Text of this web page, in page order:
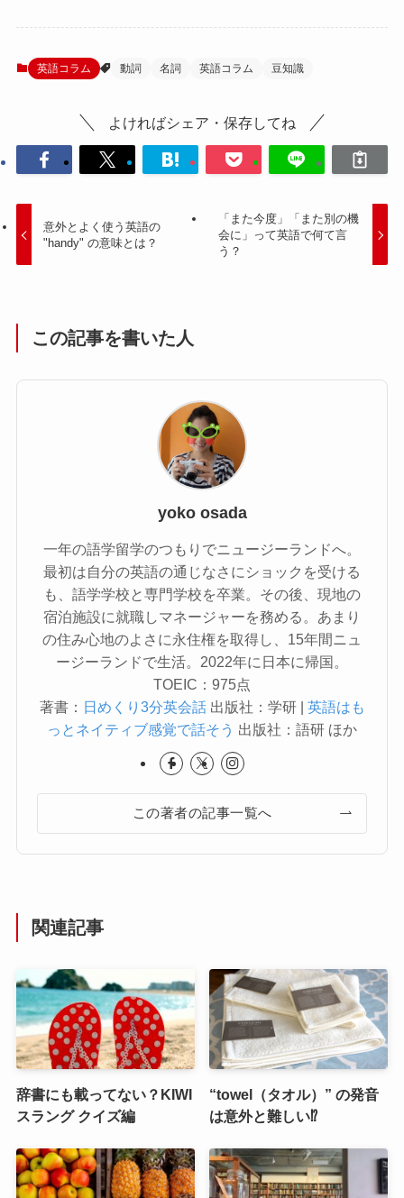
英語コラム 動詞 名詞 英語コラム 豆知識
よければシェア・保存してね
意外とよく使う英語の
"handy" の意味とは？
「また今度」「また別の機
会に」って英語で何て言
う？
この記事を書いた人
yoko osada
一年の語学留学のつもりでニュージーランドへ。
最初は自分の英語の通じなさにショックを受ける
も、語学学校と専門学校を卒業。その後、現地の
宿泊施設に就職しマネージャーを務める。あまり
の住み心地のよさに永住権を取得し、15年間ニュ
ージーランドで生活。2022年に日本に帰国。
TOEIC：975点
著書： 日めくり3分英会話出版社：学研 | 英語はも
っとネイティブ感覚で話そう 出版社：語研 ほか
この著者の記事一覧へ
関連記事
辞書にも載ってない？KIWI
スラング クイズ編
“towel（タオル）” の発音
は意外と難しい⁉︎